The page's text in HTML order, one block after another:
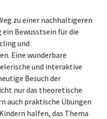
zu einer nachhaltigeren
Bewusstsein für die
und
Eine wunderbare
und interaktive
Besuch der
nur das theoretische
auch praktische Übungen
halfen, das Thema